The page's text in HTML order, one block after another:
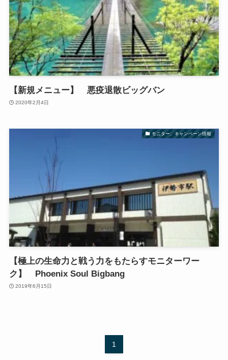
【新規メニュー】 悪疫退散ビッグバン
2020年2月4日
モニター、キャンペーン情報
【極上の生命力と戦う力をもたらすモニターワー
ク】 Phoenix Soul Bigbang
2019年6月15日
1